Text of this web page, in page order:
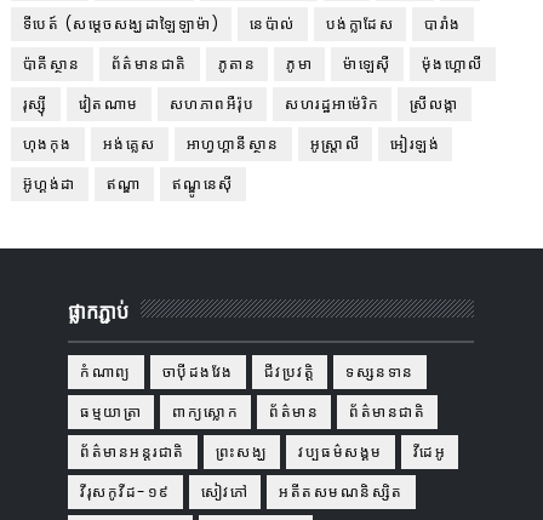
ទីបេត៍ (សម្ដេចសង្ឃដាឡៃឡាម៉ា)
នេប៉ាល់ បង់ក្លាដែស
បារាំង
ប៉ាគីស្ថាន
ព័ត៌មានជាតិ ភូតាន ភូមា ម៉ាឡេស៊ី
ម៉ុងហ្គោលី
រុស្ស៊ី
វៀតណាម សហភាពអឺរ៉ុប សហរដ្ឋអាម៉េរិក
ស្រីលង្កា
ហុងកុង
អង់គ្លេស អាហ្វហ្គានីស្ថាន អូស្ត្រាលី
អៀរឡង់
អ៊ូហ្គង់ដា
ឥណ្ឌា ឥណ្ឌូនេស៊ី
ផ្លាកភ្ជាប់
កំណាព្យ ចាប៉ីដងវែង ជីវប្រវត្តិ
ទស្សនទាន
ធម្មយាត្រា
ពាក្យស្លោក ព័ត៌មាន
ព័ត៌មានជាតិ
ព័ត៌មានអន្តរជាតិ
ព្រះសង្ឃ វប្បធម៌សង្គម
វីដេអូ
វីរុសកូវីដ-១៩
សៀវភៅ
អតីតសមណនិស្សិត